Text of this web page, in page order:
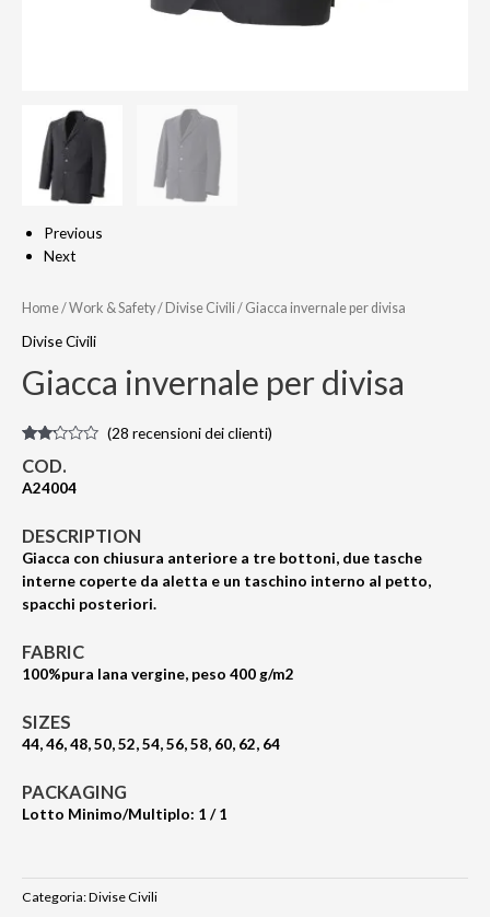
Previous
Next
Home/Work & Safety/ Divise Civili/ Giacca invernale per divisa
Divise Civili
Giacca invernale per divisa
2.11
su
5
di
recensioni
(28 recensioni dei clienti)
COD.
A24004
DESCRIPTION
Giacca con chiusura anteriore a tre bottoni, due tasche
interne coperte da aletta e un taschino interno al petto,
spacchi posteriori.
FABRIC
100%pura lana vergine, peso 400 g/m2
SIZES
44, 46, 48, 50, 52, 54, 56, 58, 60, 62, 64
PACKAGING
Lotto Minimo/Multiplo: 1 / 1
Categoria:Divise Civili